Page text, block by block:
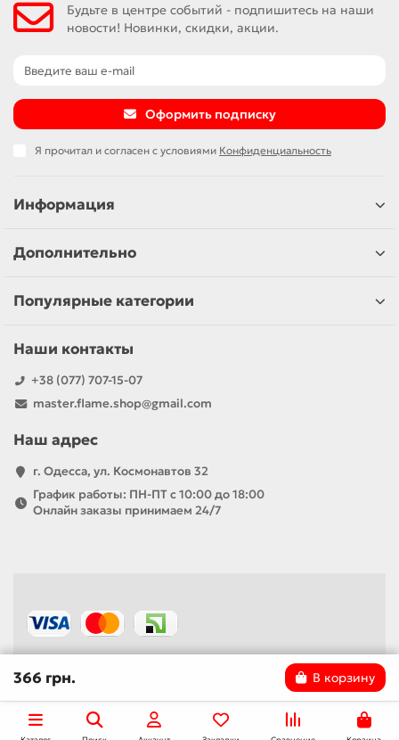
Будьте в центре событий - подпишитесь на наши
новости! Новинки, скидки, акции.
Оформить подписку
Я прочитал и согласен с условиями Конфиденциальность
Информация
Дополнительно
Популярные категории
Наши контакты
+38 (077) 707-15-07
master.flame.shop@gmail.com
Наш адрес
г. Одесса, ул. Космонавтов 32
График работы: ПН-ПТ с 10:00 до 18:00
Онлайн заказы принимаем 24/7
366 грн. В корзину